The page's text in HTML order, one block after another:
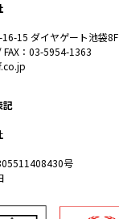
15 ダイヤゲート池袋8F
：03-5954-1363
記
号